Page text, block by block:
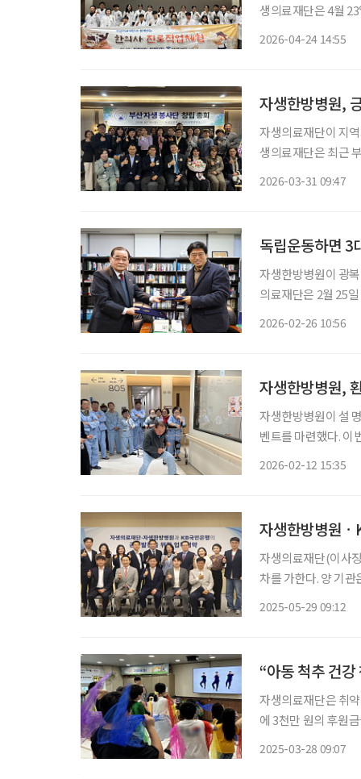
생의료재단은 4월
2026-04-24 14:55
자생한방병원,
자생의료재단이 지
생의료재단은 최근
2026-03-31 09:47
독립운동하면 3
자생한방병원이 광복
의료재단은 2월 25
2026-02-26 10:56
자생한방병원,
자생한방병원이 설
벤트를 마련했다. 이번 행사는 인천·대전·부산·청주·창원자생한방병원 등 전국 5개 병원에
2026-02-12 15:35
자생한방병원
자생의료재단(이사
차를 가한다. 양 기
2025-05-29 09:12
“아동 척추 건
자생의료재단은 취
에 3천만 원의 후원
2025-03-28 09:07